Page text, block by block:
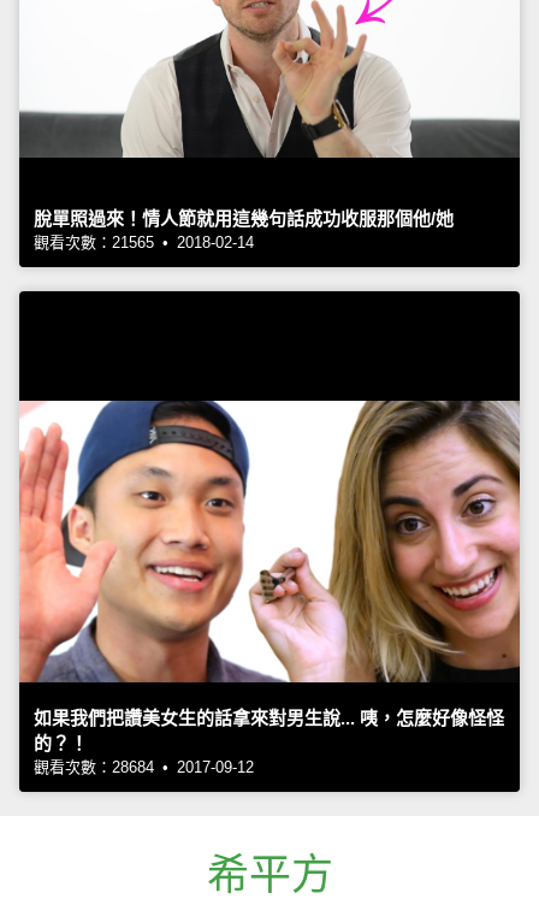
脫單照過來！情人節就用這幾句話成功收服那個他/她
觀看次數：21565 • 2018-02-14
如果我們把讚美女生的話拿來對男生說... 咦，怎麼好像怪怪
的？！
觀看次數：28684 • 2017-09-12
希平方